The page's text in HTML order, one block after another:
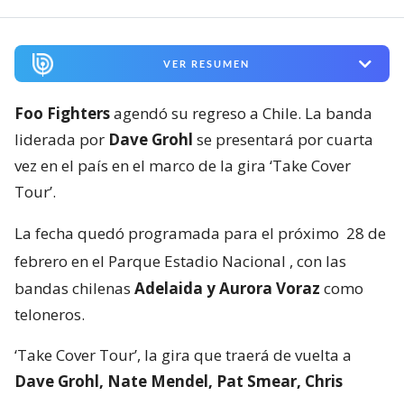
VER RESUMEN
Foo Fightersagendó su regreso a Chile. La banda
liderada por Dave Grohl se presentará por cuarta
vez en el país en el marco de la gira ‘Take Cover
Tour’.
La fecha quedó programada para el próximo 28 de
febrero en el Parque Estadio Nacional , con las
bandas chilenas Adelaida y Aurora Voraz como
teloneros.
‘Take Cover Tour’, la gira que traerá de vuelta a
Dave Grohl, Nate Mendel, Pat Smear, Chris